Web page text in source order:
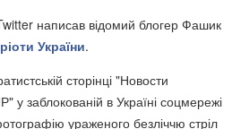
написав відомий блогер Фашик
України.
сторінці "Новости
у заблокованій в Україні соцмережі
ураженого безліччю стріл